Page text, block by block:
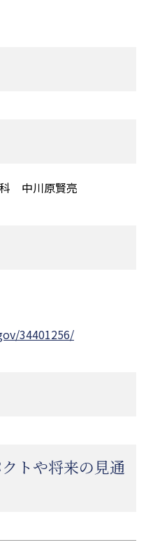
中川原賢亮
34401256/
トや将来の見通